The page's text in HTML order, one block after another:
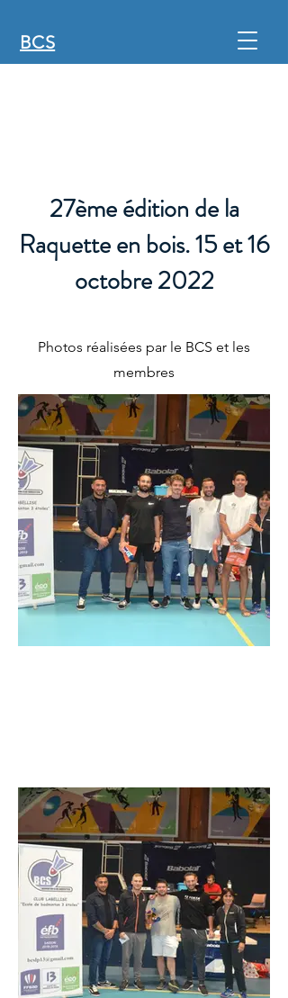
BCS
27ème édition de la
Raquette en bois. 15 et 16
octobre 2022
Photos réalisées par le BCS et les
membres